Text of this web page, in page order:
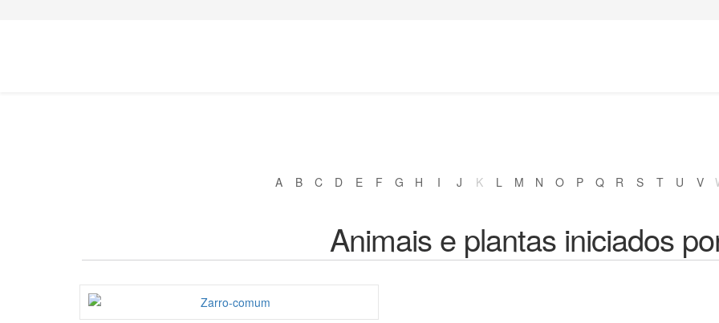
A B C D E F G H I J K L M N O P Q R S T U V
Animais e plantas iniciados